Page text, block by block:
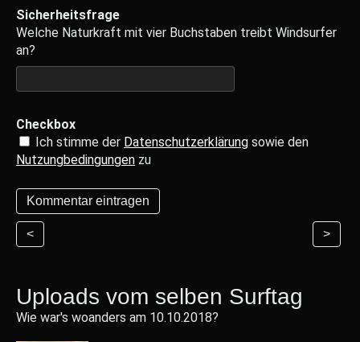
Sicherheitsfrage
Welche Naturkraft mit vier Buchstaben treibt Windsurfer
an?
Checkbox
Ich stimme der Datenschutzerklärung sowie den
Nutzungbedingungen zu
< >
Uploads vom selben Surftag
Wie war's woanders am 10.10.2018?